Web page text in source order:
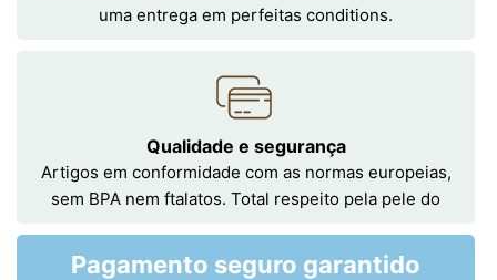
uma entrega em perfeitas conditions.
Qualidade e segurança
Artigos em conformidade com as normas europeias,
sem BPA nem ftalatos. Total respeito pela pele do
Pagamento seguro garantido